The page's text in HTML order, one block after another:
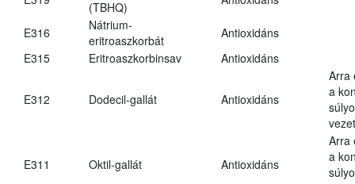
(TBHQ)
E316
Nátrium-
eritroaszkorbát
Antioxidáns
E315
Eritroaszkorbinsav Antioxidáns
E312 Dodecil-gallát Antioxidáns
Arra
a
E311 Oktil-gallát Antioxidáns
Arra
a